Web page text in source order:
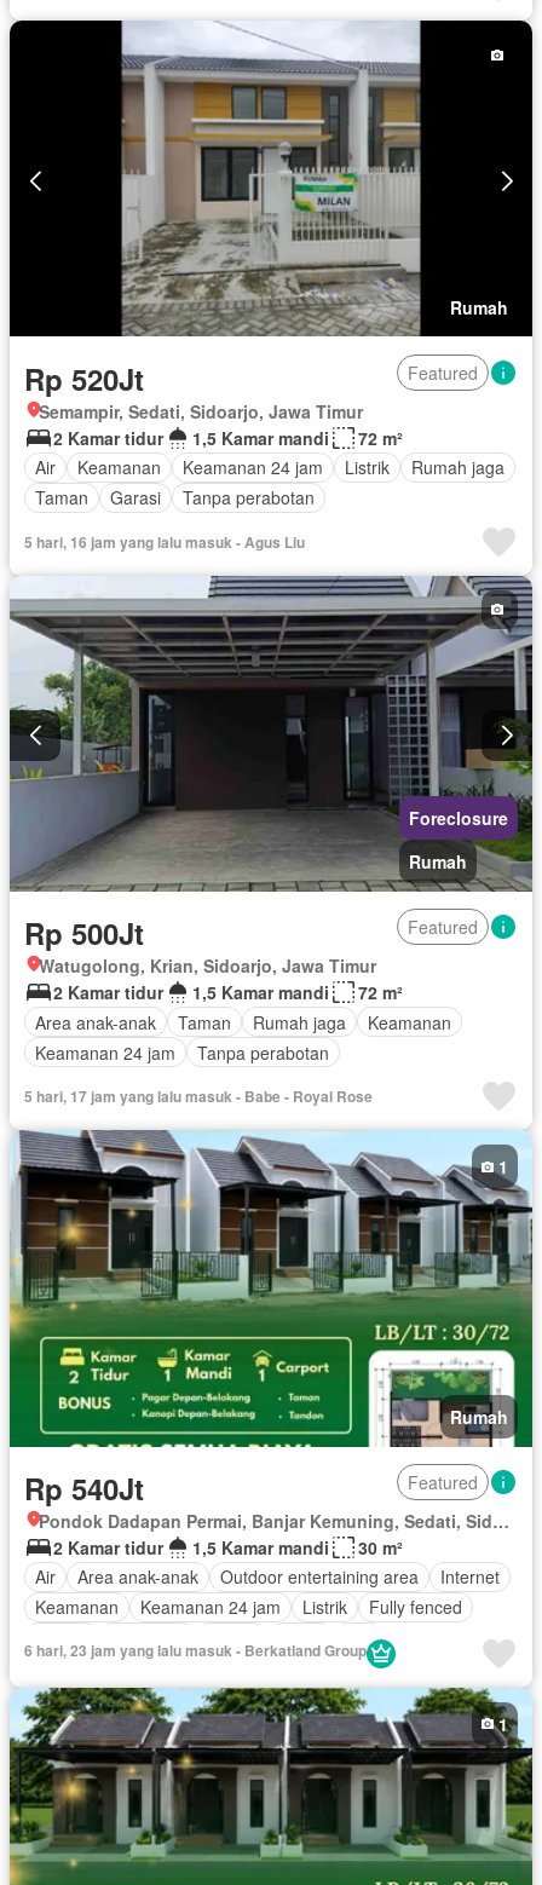
Rumah
Rp 520Jt
Featured
Semampir, Sedati, Sidoarjo, Jawa Timur
2 Kamar tidur
1,5 Kamar mandi
72 m²
Air
Keamanan Keamanan 24 jam Listrik
Rumah jaga
Taman
Garasi Tanpa perabotan
5 hari, 16 jam yang lalu masuk - Agus Liu
Foreclosure
Rumah
Rp 500Jt
Featured
Watugolong, Krian, Sidoarjo, Jawa Timur
2 Kamar tidur
1,5 Kamar mandi
72 m²
Area anak-anak
Taman Rumah jaga
Keamanan
Keamanan 24 jam
Tanpa perabotan
5 hari, 17 jam yang lalu masuk - Babe - Royal Rose
Rumah
1
Rp 540Jt
Featured
Pondok Dadapan Permai, Banjar Kemuning, Sedati, Sidoarjo, Jawa Timur
2 Kamar tidur
1,5 Kamar mandi
30 m²
Air
Area anak-anak Outdoor entertaining area
Internet
Keamanan
Keamanan 24 jam Listrik
Fully fenced
Wifi
Tanpa perabotan
6 hari, 23 jam yang lalu masuk - Berkatland Group
1